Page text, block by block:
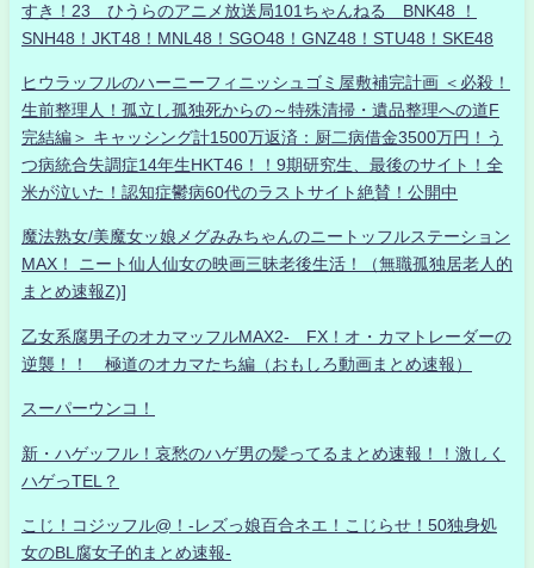
すき！23 ひうらのアニメ放送局101ちゃんねる BNK48 ！
SNH48！JKT48！MNL48！SGO48！GNZ48！STU48！SKE48
ヒウラッフルのハーニーフィニッシュゴミ屋敷補完計画 ＜必殺！
生前整理人！孤立し孤独死からの～特殊清掃・遺品整理への道F
完結編＞ キャッシング計1500万返済：厨二病借金3500万円！う
つ病統合失調症14年生HKT46！！9期研究生、最後のサイト！全
米が泣いた！認知症鬱病60代のラストサイト絶賛！公開中
魔法熟女/美魔女ッ娘メグみみちゃんのニートッフルステーション
MAX！ ニート仙人仙女の映画三昧老後生活！（無職孤独居老人的
まとめ速報Z)]
乙女系腐男子のオカマッフルMAX2- FX！オ・カマトレーダーの
逆襲！！ 極道のオカマたち編（おもしろ動画まとめ速報）
スーパーウンコ！
新・ハゲッフル！哀愁のハゲ男の髪ってるまとめ速報！！激しく
ハゲっTEL？
こじ！コジッフル@！-レズっ娘百合ネエ！こじらせ！50独身処
女のBL腐女子的まとめ速報-